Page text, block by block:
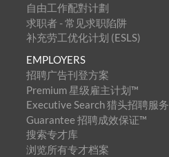
自由工作配對计劃
求职者 - 常见求职陷阱
补充劳工优化计划 (ESLS)
EMPLOYERS
招聘广告刊登方案
Premium 星级雇主计划™
Executive Search 猎头招聘服务
Guarantee 招聘成效保证™
搜索专才库
浏览所有专才档案